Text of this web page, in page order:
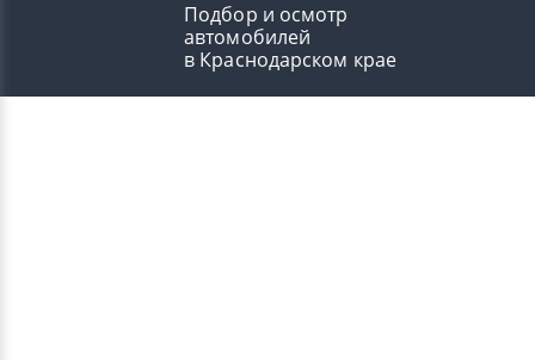
Подбор и осмотр
автомобилей
в Краснодарском крае